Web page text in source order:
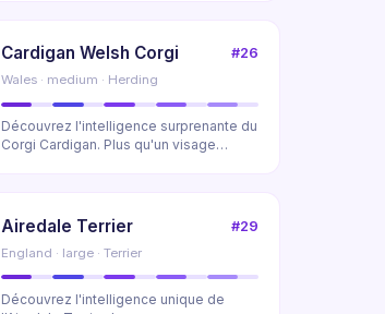
Cardigan Welsh Corgi #26
Wales · medium · Herding
Découvrez l'intelligence surprenante du
Corgi Cardigan. Plus qu'un visage
Airedale Terrier #29
England · large · Terrier
Découvrez l'intelligence unique de